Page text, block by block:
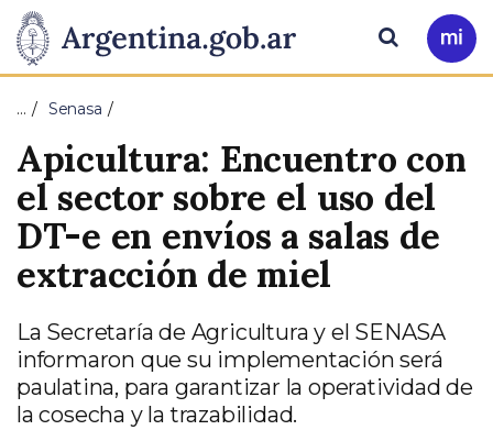
Presidencia
de
Nación
Pasar al contenido principal
Ir
a
Buscar
… Senasa
Apicultura: Encuentro con
el sector sobre el uso del
DT-e en envíos a salas de
extracción de miel
La Secretaría de Agricultura y el SENASA
informaron que su implementación será
paulatina, para garantizar la operatividad de
la cosecha y la trazabilidad.